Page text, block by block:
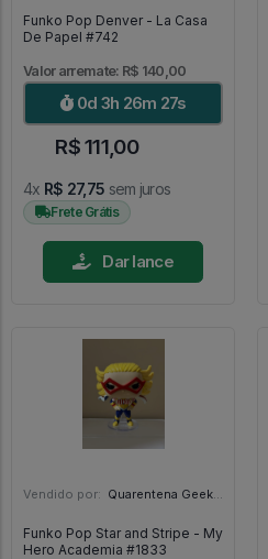
Funko Pop Denver - La Casa
De Papel #742
Valor arremate: R$ 140,00
0d 3h 26m 25s
R$ 111,00
4x R$ 27,75 sem juros
Frete Grátis
Dar lance
Vendido por: Quarentena Geek Store - SP
Funko Pop Star and Stripe - My
Hero Academia #1833